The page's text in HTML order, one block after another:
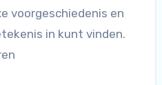
voorgeschiedenis en
in kunt vinden.